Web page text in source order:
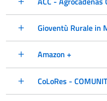
Gioventù Rurale in
Amazon +
CoLoRes -